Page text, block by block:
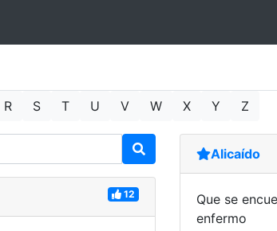
R S T U V W X Y Z
12
Alicaído
Que se
enfermo